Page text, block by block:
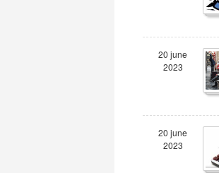
20 june
2023
20 june
2023